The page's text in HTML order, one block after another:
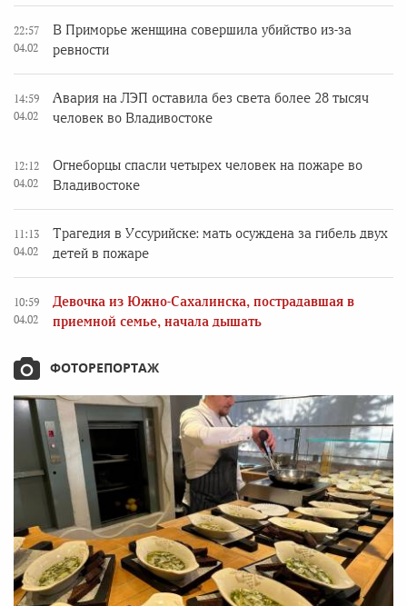
22:57
04.02
В Приморье женщина совершила убийство из-за
ревности
14:59
04.02
Авария на ЛЭП оставила без света более 28 тысяч
человек во Владивостоке
12:12
04.02
Огнеборцы спасли четырех человек на пожаре во
Владивостоке
11:13
04.02
Трагедия в Уссурийске: мать осуждена за гибель двух
детей в пожаре
10:59
04.02
Девочка из Южно-Сахалинска, пострадавшая в
приемной семье, начала дышать
ФОТОРЕПОРТАЖ